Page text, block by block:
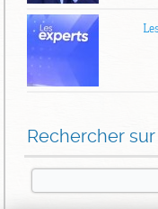
Rechercher